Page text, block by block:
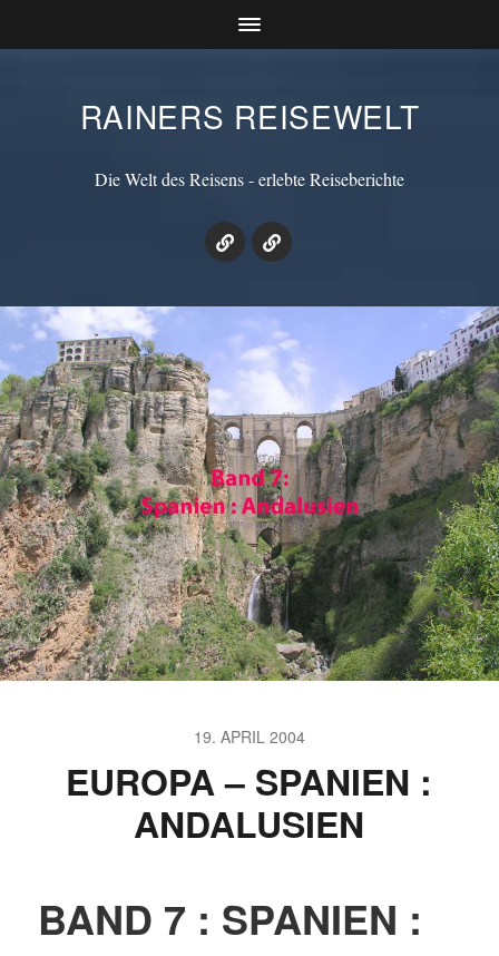
RAINERS REISEWELT
Die Welt des Reisens - erlebte Reiseberichte
19. APRIL 2004
EUROPA – SPANIEN :
ANDALUSIEN
BAND 7 : SPANIEN :